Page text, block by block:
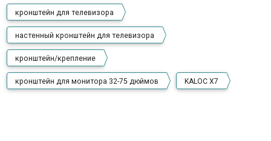
кронштейн для телевизора
настенный кронштейн для телевизора
кронштейн/крепление
кронштейн для монитора 32-75 дюймов KALOC X7